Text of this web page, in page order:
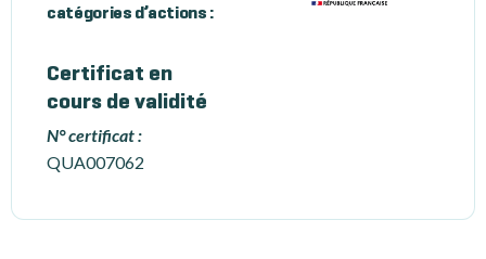
catégories d’actions :
Certificat en
cours de validité
N° certificat :
QUA007062